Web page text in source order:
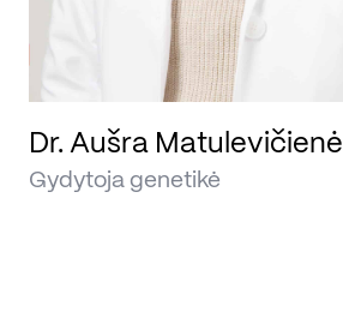
Dr. Aušra Matulevičienė
Gydytoja genetikė